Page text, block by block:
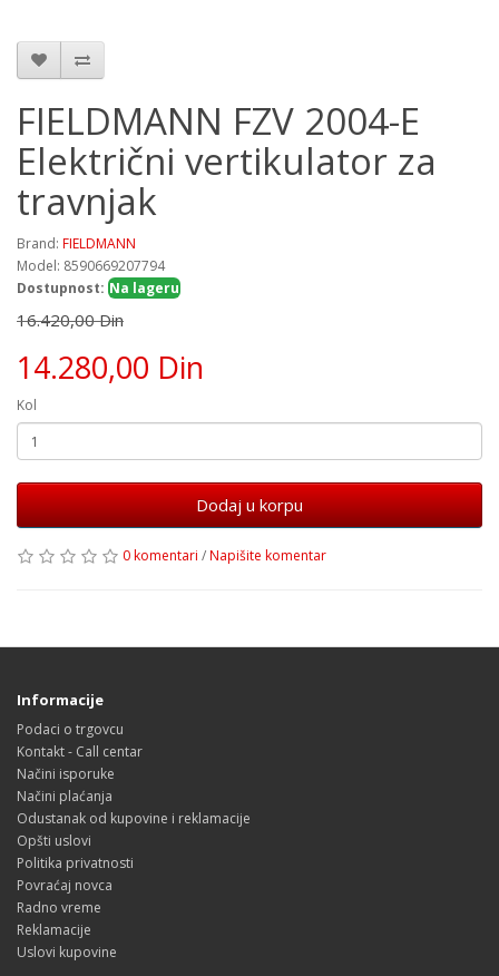
FIELDMANN FZV 2004-E
Električni vertikulator za
travnjak
Brand: FIELDMANN
Model: 8590669207794
Dostupnost: Na lageru
16.420,00 Din
14.280,00 Din
Kol
Dodaj u korpu
0 komentari /Napišite komentar
Informacije
Podaci o trgovcu
Kontakt - Call centar
Načini isporuke
Načini plaćanja
Odustanak od kupovine i reklamacije
Opšti uslovi
Politika privatnosti
Povraćaj novca
Radno vreme
Reklamacije
Uslovi kupovine